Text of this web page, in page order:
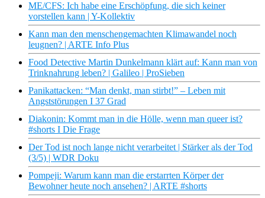
ME/CFS: Ich habe eine Erschöpfung, die sich keiner
vorstellen kann | Y-Kollektiv
Kann man den menschengemachten Klimawandel noch
leugnen? | ARTE Info Plus
Food Detective Martin Dunkelmann klärt auf: Kann man von
Trinknahrung leben? | Galileo | ProSieben
Panikattacken: “Man denkt, man stirbt!” – Leben mit
Angststörungen I 37 Grad
Diakonin: Kommt man in die Hölle, wenn man queer ist?
#shorts I Die Frage
Der Tod ist noch lange nicht verarbeitet | Stärker als der Tod
(3/5) | WDR Doku
Pompeji: Warum kann man die erstarrten Körper der
Bewohner heute noch ansehen? | ARTE #shorts